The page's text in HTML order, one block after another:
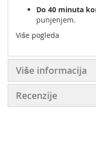
Do 40 minuta
punjenjem.
USB kabel za
100%
uporabu pod
Putna torbicaza
aparata.
Više pogleda
Više informacija
Recenzije